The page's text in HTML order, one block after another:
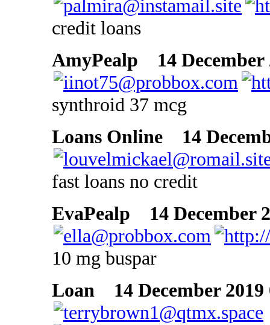
credit loans
AmyPealp
14 December
synthroid 37 mcg
Loans Online
14
fast loans no credit
EvaPealp
14 December
10 mg buspar
Loan
14 December